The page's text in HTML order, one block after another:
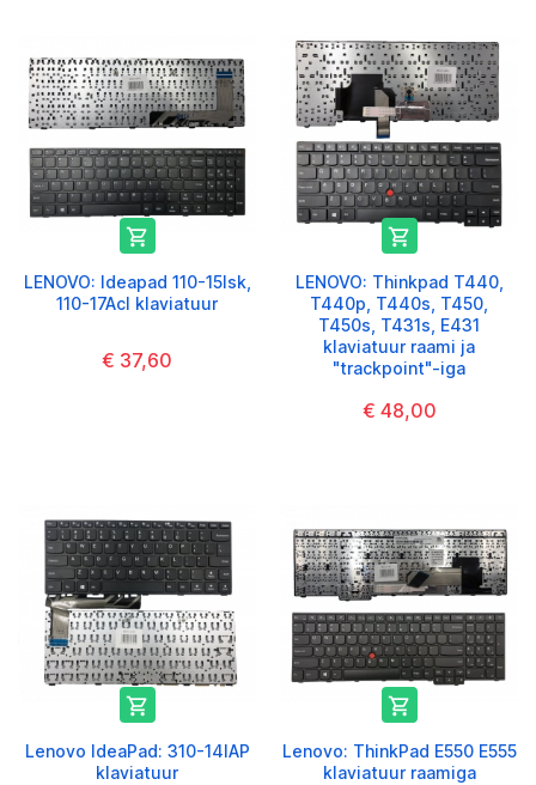

LENOVO: Ideapad 110-15Isk,
110-17Acl klaviatuur
€ 37,60

LENOVO: Thinkpad T440,
T440p, T440s, T450,
T450s, T431s, E431
klaviatuur raami ja
"trackpoint"-iga
€ 48,00

Lenovo IdeaPad: 310-14IAP
klaviatuur

Lenovo: ThinkPad E550 E555
klaviatuur raamiga